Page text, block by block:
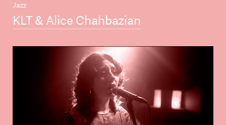
Jazz
KLT & Alice Chahbazian